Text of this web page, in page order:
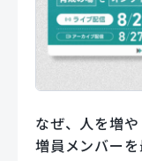
なぜ、人を増
増員メンバーを